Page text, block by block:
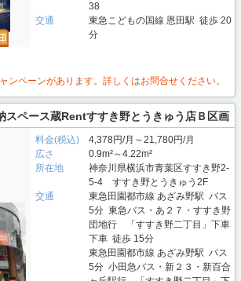
38
交通
東急こどもの国線 恩田駅 徒歩 20
分
ンペーンがあります。詳しくはお問合せください。
スペース蔵Rentすすき野とうきゅう店Ｂ区画
料金(税込)
4,378円/月～21,780円/月
広さ
0.9m²～4.22m²
所在地
神奈川県横浜市青葉区すすき野2-
5-4 すすき野とうきゅう2F
交通
東急田園都市線 あざみ野駅 バス
5分 東急バス・あ２７・すすき野
団地行 「すすき野二丁目」下車
下車 徒歩 15分
東急田園都市線 あざみ野駅 バス
5分 小田急バス・新２３・新百合